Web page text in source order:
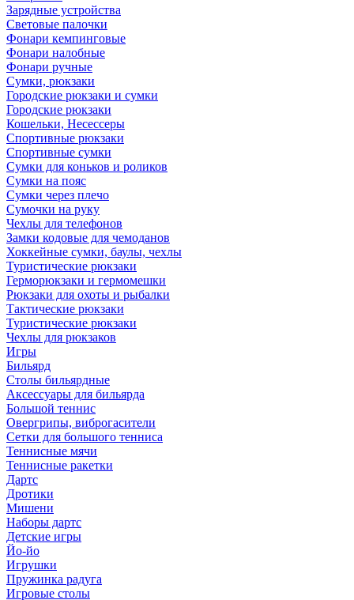
Зарядные устройства
Световые палочки
Фонари кемпинговые
Фонари налобные
Фонари ручные
Сумки, рюкзаки
Городские рюкзаки и сумки
Городские рюкзаки
Кошельки, Несессеры
Спортивные рюкзаки
Спортивные сумки
Сумки для коньков и роликов
Сумки на пояс
Сумки через плечо
Сумочки на руку
Чехлы для телефонов
Замки кодовые для чемоданов
Хоккейные сумки, баулы, чехлы
Туристические рюкзаки
Герморюкзаки и гермомешки
Рюкзаки для охоты и рыбалки
Тактические рюкзаки
Туристические рюкзаки
Чехлы для рюкзаков
Игры
Бильярд
Столы бильярдные
Аксессуары для бильярда
Большой теннис
Овергрипы, виброгасители
Сетки для большого тенниса
Теннисные мячи
Теннисные ракетки
Дартс
Дротики
Мишени
Наборы дартс
Детские игры
Йо-йо
Игрушки
Пружинка радуга
Игровые столы